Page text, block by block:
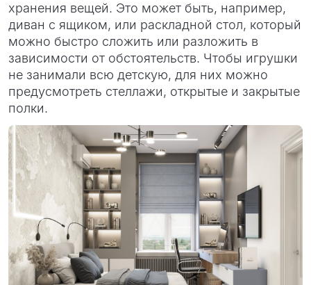
хранения вещей. Это может быть, например,
диван с ящиком, или раскладной стол, который
можно быстро сложить или разложить в
зависимости от обстоятельств. Чтобы игрушки
не занимали всю детскую, для них можно
предусмотреть стеллажи, открытые и закрытые
полки.